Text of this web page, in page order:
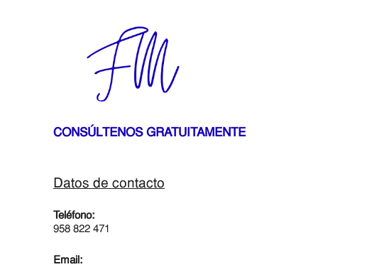
CONSÚLTENOS GRATUITAMENTE
Datos de contacto
Teléfono:
958 822 471
Email: